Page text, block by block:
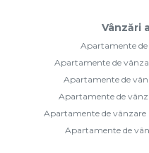
Vânzări
Apartamente
Apartamente de
Apartamente de
Apartamente de
Apartamente de vânzare
Apartamente de